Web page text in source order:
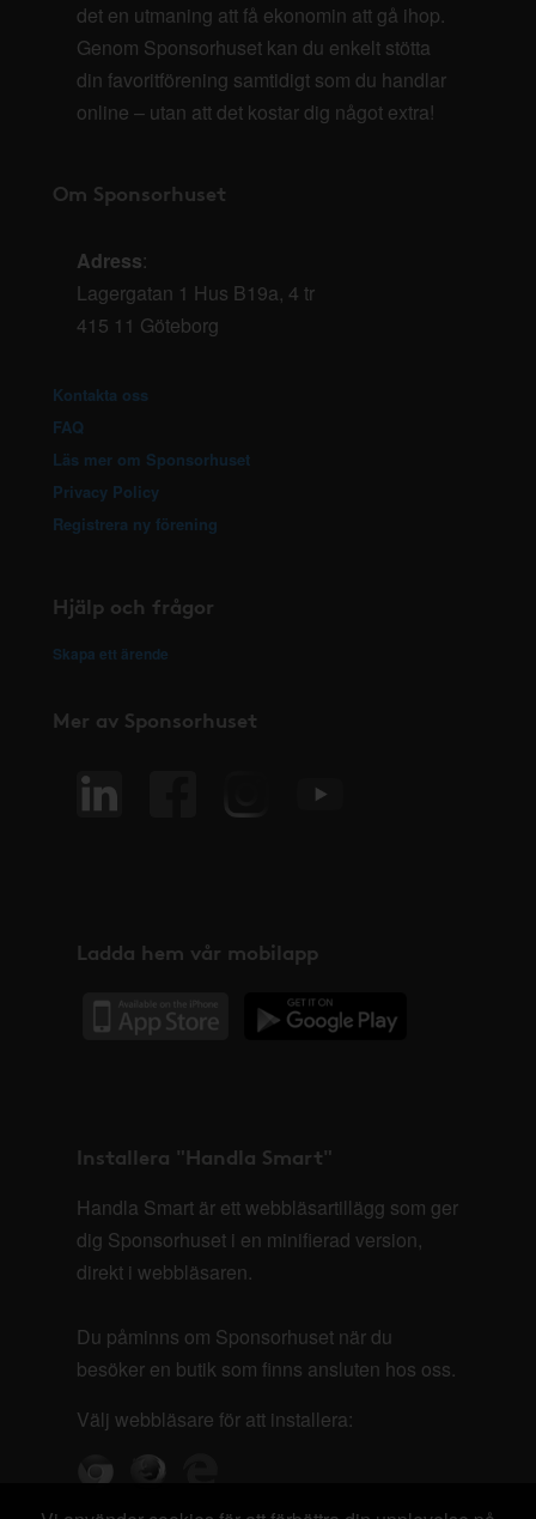
det en utmaning att få ekonomin att gå ihop.
Genom Sponsorhuset kan du enkelt stötta
din favoritförening samtidigt som du handlar
online – utan att det kostar dig något extra!
Om Sponsorhuset
Adress:
Lagergatan 1 Hus B19a, 4 tr
415 11 Göteborg
Kontakta oss
FAQ
Läs mer om Sponsorhuset
Privacy Policy
Registrera ny förening
Hjälp och frågor
Skapa ett ärende
Mer av Sponsorhuset
Ladda hem vår mobilapp
Installera "Handla Smart"
Handla Smart är ett webbläsartillägg som ger
dig Sponsorhuset i en minifierad version,
direkt i webbläsaren.
Du påminns om Sponsorhuset när du
besöker en butik som finns ansluten hos oss.
Välj webbläsare för att installera: